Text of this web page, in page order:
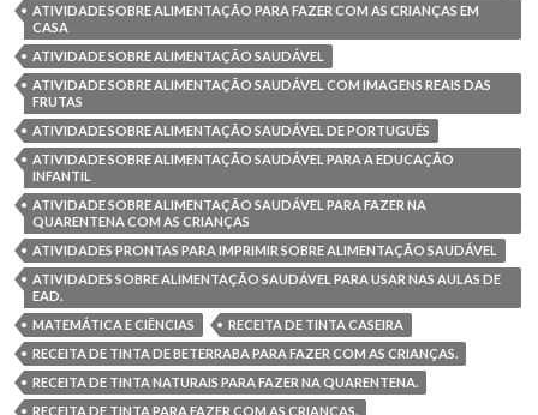
ATIVIDADE SOBRE ALIMENTAÇÃO PARA FAZER COM AS CRIANÇAS EM
CASA
ATIVIDADE SOBRE ALIMENTAÇÃO SAUDÁVEL
ATIVIDADE SOBRE ALIMENTAÇÃO SAUDÁVEL COM IMAGENS REAIS DAS
FRUTAS
ATIVIDADE SOBRE ALIMENTAÇÃO SAUDÁVEL DE PORTUGUÊS
ATIVIDADE SOBRE ALIMENTAÇÃO SAUDÁVEL PARA A EDUCAÇÃO
INFANTIL
ATIVIDADE SOBRE ALIMENTAÇÃO SAUDÁVEL PARA FAZER NA
QUARENTENA COM AS CRIANÇAS
ATIVIDADES PRONTAS PARA IMPRIMIR SOBRE ALIMENTAÇÃO SAUDÁVEL
ATIVIDADES SOBRE ALIMENTAÇÃO SAUDÁVEL PARA USAR NAS AULAS DE
EAD.
MATEMÁTICA E CIÊNCIAS
RECEITA DE TINTA CASEIRA
RECEITA DE TINTA DE BETERRABA PARA FAZER COM AS CRIANÇAS.
RECEITA DE TINTA NATURAIS PARA FAZER NA QUARENTENA.
RECEITA DE TINTA PARA FAZER COM AS CRIANÇAS.